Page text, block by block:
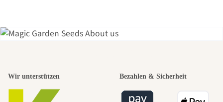
schönsten
Wir unterstützen Bezahlen & Sicherheit